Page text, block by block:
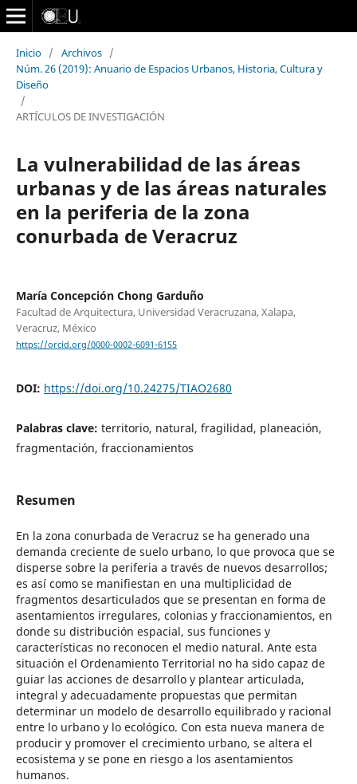
Inicio / Archivos /
Núm. 26 (2019): Anuario de Espacios Urbanos, Historia, Cultura y
Diseño
/
ARTÍCULOS DE INVESTIGACIÓN
La vulnerabilidad de las áreas
urbanas y de las áreas naturales
en la periferia de la zona
conurbada de Veracruz
María Concepción Chong Garduño
Facultad de Arquitectura, Universidad Veracruzana, Xalapa,
Veracruz, México
https://orcid.org/0000-0002-6091-6155
DOI: https://doi.org/10.24275/TIAO2680
Palabras clave: territorio, natural, fragilidad, planeación,
fragmentación, fraccionamientos
Resumen
En la zona conurbada de Veracruz se ha generado una
demanda creciente de suelo urbano, lo que provoca que se
disperse sobre la periferia a través de nuevos desarrollos;
es así como se manifiestan en una multiplicidad de
fragmentos desarticulados que se presentan en forma de
asentamientos irregulares, colonias y fraccionamientos, en
donde su distribución espacial, sus funciones y
características no reconocen el medio natural. Ante esta
situación el Ordenamiento Territorial no ha sido capaz de
guiar las acciones de desarrollo y plantear articulada,
integral y adecuadamente propuestas que permitan
determinar un modelo de desarrollo equilibrado y racional
entre lo urbano y lo ecológico. Con esta nueva manera de
producir y promover el crecimiento urbano, se altera el
ecosistema y se pone en riesgo a los asentamientos
humanos.